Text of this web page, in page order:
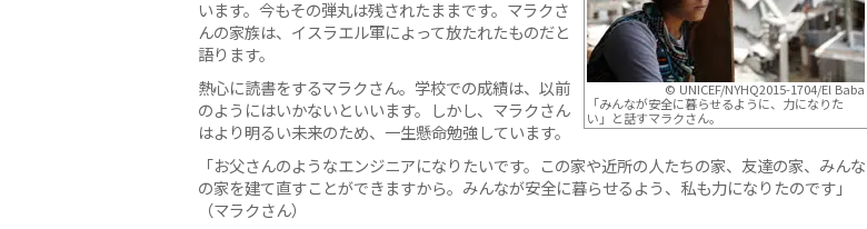
© UNICEF/NYHQ2015-1704/El Baba
「みんなが安全に暮らせるように、力になりた
い」と話すマラクさん。
います。今もその弾丸は残されたままです。マラクさ
んの家族は、イスラエル軍によって放たれたものだと
語ります。
熱心に読書をするマラクさん。学校での成績は、以前
のようにはいかないといいます。しかし、マラクさん
はより明るい未来のため、一生懸命勉強しています。
「お父さんのようなエンジニアになりたいです。この家や近所の人たちの家、友達の家、みんな
の家を建て直すことができますから。みんなが安全に暮らせるよう、私も力になりたのです」
（マラクさん）